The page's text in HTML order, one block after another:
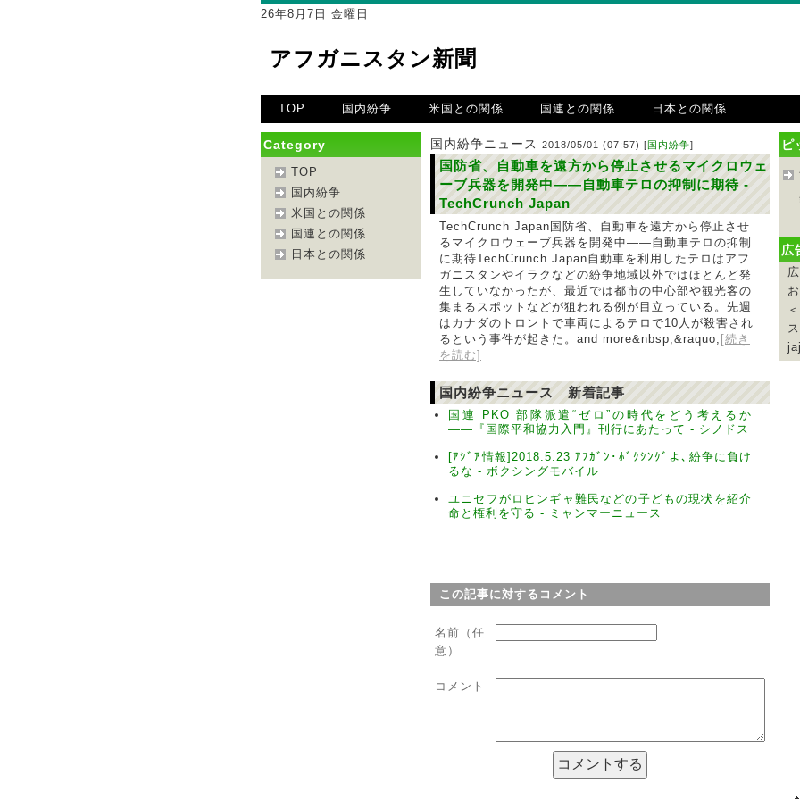
26年8月7日 金曜日
アフガニスタン新聞
TOP 国内紛争 米国との関係 国連との関係 日本との関係
Category
TOP
国内紛争
米国との関係
国連との関係
日本との関係
国内紛争ニュース 2018/05/01 (07:57) [ 国内紛争]
国防省、自動車を遠方から停止させるマイクロウェ
ーブ兵器を開発中――自動車テロの抑制に期待 -
TechCrunch Japan
TechCrunch Japan国防省、自動車を遠方から停止させ
るマイクロウェーブ兵器を開発中――自動車テロの抑制
に期待TechCrunch Japan自動車を利用したテロはアフ
ガニスタンやイラクなどの紛争地域以外ではほとんど発
生していなかったが、最近では都市の中心部や観光客の
集まるスポットなどが狙われる例が目立っている。先週
はカナダのトロントで車両によるテロで10人が殺害され
るという事件が起きた。and more&nbsp;&raquo; [続き
を読む]
国内紛争ニュース 新着記事
国連 PKO 部隊派遣“ゼロ”の時代をどう考えるか
――『国際平和協力入門』刊行にあたって - シノドス
[ｱｼﾞｱ情報]2018.5.23 ｱﾌｶﾞﾝ･ﾎﾞｸｼﾝｸﾞよ､紛争に負け
るな - ボクシングモバイル
ユニセフがロヒンギャ難民などの子どもの現状を紹介
命と権利を守る - ミャンマーニュース
この記事に対するコメント
名前（任
意）
コメント
ピ
広